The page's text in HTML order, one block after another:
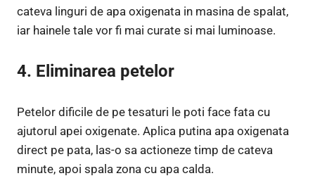
cateva linguri de apa oxigenata in masina de spalat,
iar hainele tale vor fi mai curate si mai luminoase.
4. Eliminarea petelor
Petelor dificile de pe tesaturi le poti face fata cu
ajutorul apei oxigenate. Aplica putina apa oxigenata
direct pe pata, las-o sa actioneze timp de cateva
minute, apoi spala zona cu apa calda.